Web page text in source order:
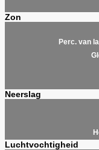
Zon
Perc. van
Neerslag
Luchtvochtigheid